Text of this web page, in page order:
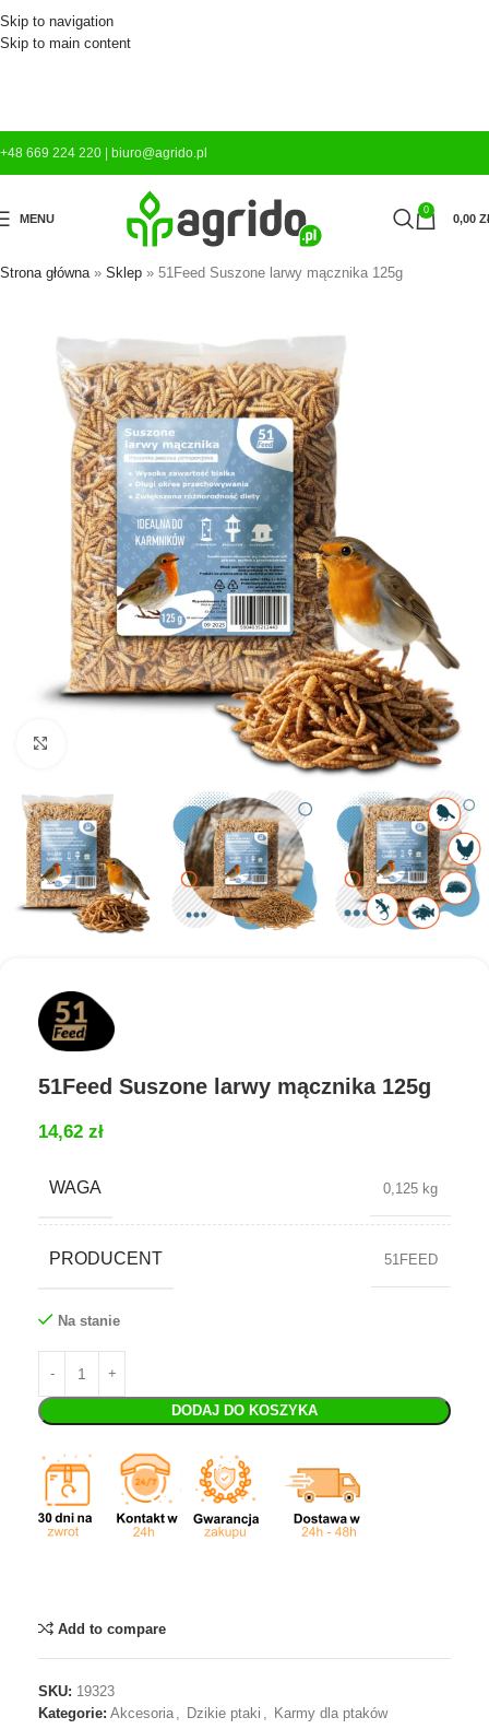
Skip to navigation
Skip to main content
+48 669 224 220 biuro@agrido.pl
MENU
0
0,00
Strona główna» Sklep » 51Feed Suszone larwy mącznika 125g
51Feed Suszone larwy mącznika 125g
14,62 zł
WAGA 0,125 kg
PRODUCENT 51FEED
Na stanie
DODAJ DO KOSZYKA
Add to compare
SKU: 19323
Kategorie: Akcesoria , Dzikie ptaki , Karmy dla ptaków